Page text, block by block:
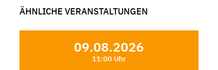
ÄHNLICHE VERANSTALTUNGEN
09.08.2026
11:00 Uhr